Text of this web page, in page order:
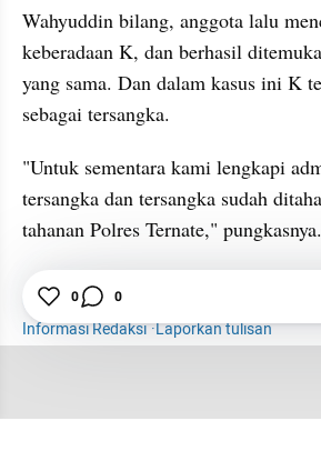
Wahyuddin bilang, anggota lalu
keberadaan K, dan berhasil
yang sama. Dan dalam kasus ini K
sebagai tersangka.
"Untuk sementara kami lengkapi
tersangka dan tersangka sudah
tahanan Polres Ternate," pungkasnya.
Penipuan
Informasi Redaksi·Laporkan tulisan
0 0